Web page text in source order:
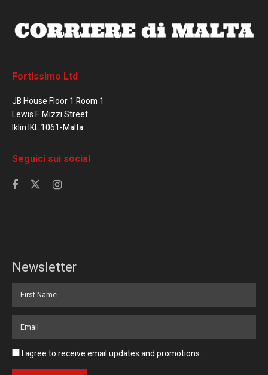
Fortissimo Ltd
JB House Floor 1 Room 1
Lewis F. Mizzi Street
Iklin IKL 1061-Malta
Seguici sui social
Newsletter
I agree to receive email updates and promotions.